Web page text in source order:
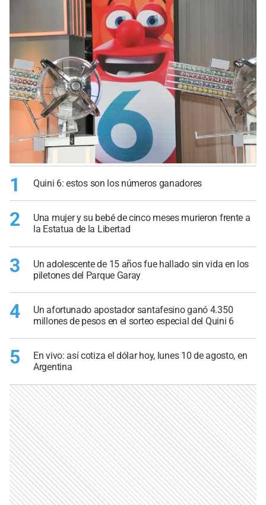
1 Quini 6: estos son los números ganadores
2
Una mujer y su bebé de cinco meses murieron frente a
la Estatua de la Libertad
3
Un adolescente de 15 años fue hallado sin vida en los
piletones del Parque Garay
4
Un afortunado apostador santafesino ganó 4.350
millones de pesos en el sorteo especial del Quini 6
5
En vivo: así cotiza el dólar hoy, lunes 10 de agosto, en
Argentina